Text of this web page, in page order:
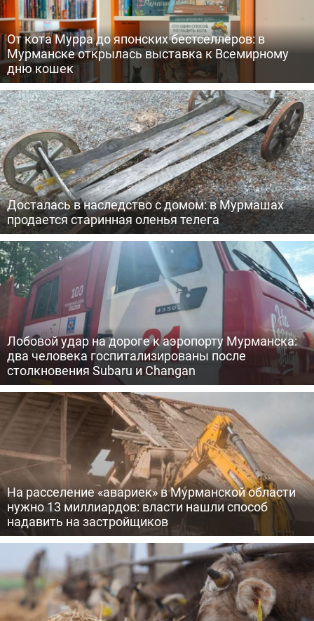
От кота Мурра до японских бестселлеров: в
Мурманске открылась выставка к Всемирному
дню кошек
Досталась в наследство с домом: в Мурмашах
продается старинная оленья телега
Лобовой удар на дороге к аэропорту Мурманска:
два человека госпитализированы после
столкновения Subaru и Changan
На расселение «авариек» в Мурманской области
нужно 13 миллиардов: власти нашли способ
надавить на застройщиков